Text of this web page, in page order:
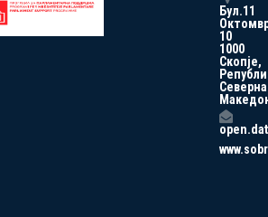
Бул.11
10
1000
Скопје,
Северна